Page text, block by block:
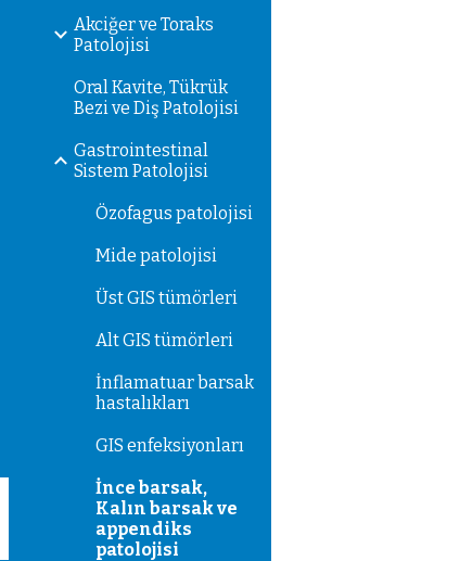
Akciğer ve Toraks
Patolojisi
Oral Kavite, Tükrük
Bezi ve Diş Patolojisi
Gastrointestinal
Sistem Patolojisi
Özofagus patolojisi
Mide patolojisi
Üst GIS tümörleri
Alt GIS tümörleri
İnflamatuar barsak
hastalıkları
GIS enfeksiyonları
İnce barsak,
Kalın barsak ve
appendiks
patolojisi